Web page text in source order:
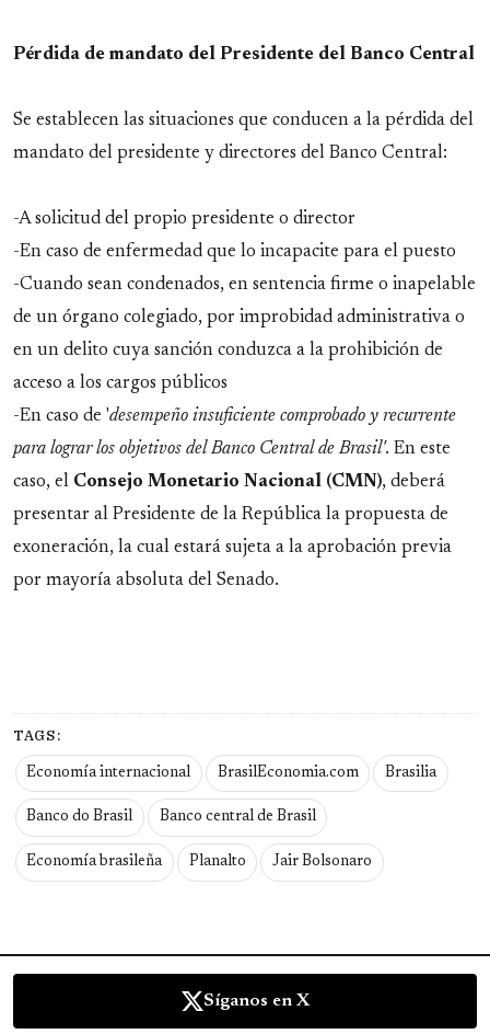
Pérdida de mandato del Presidente del Banco Central
Se establecen las situaciones que conducen a la pérdida del
mandato del presidente y directores del Banco Central:
-A solicitud del propio presidente o director
-En caso de enfermedad que lo incapacite para el puesto
-Cuando sean condenados, en sentencia firme o inapelable
de un órgano colegiado, por improbidad administrativa o
en un delito cuya sanción conduzca a la prohibición de
acceso a los cargos públicos
-En caso de 'desempeño insuficiente comprobado y recurrente
para lograr los objetivos del Banco Central de Brasil'. En este
caso, el Consejo Monetario Nacional (CMN), deberá
presentar al Presidente de la República la propuesta de
exoneración, la cual estará sujeta a la aprobación previa
por mayoría absoluta del Senado.
TAGS:
Economía internacional BrasilEconomia.com Brasilia
Banco do Brasil Banco central de Brasil
Economía brasileña Planalto Jair Bolsonaro
Síganos en X